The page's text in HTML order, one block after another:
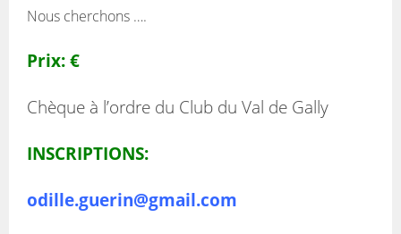
Nous cherchons ….
Prix: €
Chèque à l’ordre du Club du Val de Gally
INSCRIPTIONS:
odille.guerin@gmail.com